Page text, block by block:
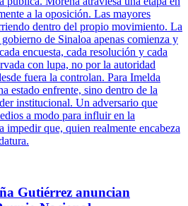
a la oposición. Las mayores
dentro del propio movimiento. La
de Sinaloa apenas comienza y
encuesta, cada resolución y cada
con lupa, no por la autoridad
fuera la controlan. Para Imelda
estado enfrente, sino dentro de la
institucional. Un adversario que
a modo para influir en la
impedir que, quien realmente encabeza
Gutiérrez anuncian